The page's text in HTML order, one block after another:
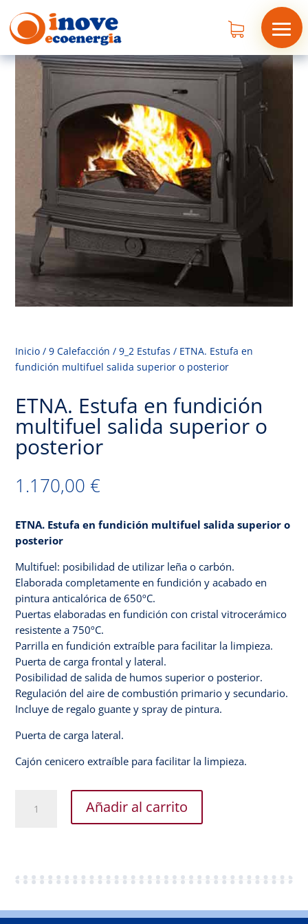
Inicio
Tienda
Servicios
Galería
Contacto
Blog
Mi
cuenta
Inicio /9 Calefacción /9_2 Estufas / ETNA. Estufa en
fundición multifuel salida superior o posterior
ETNA. Estufa en fundición
multifuel salida superior o
posterior
1.170,00 €
ETNA. Estufa en fundición multifuel salida superior o
posterior
Multifuel: posibilidad de utilizar leña o carbón.
Elaborada completamente en fundición y acabado en
pintura anticalórica de 650ºC.
Puertas elaboradas en fundición con cristal vitrocerámico
resistente a 750ºC.
Parrilla en fundición extraíble para facilitar la limpieza.
Puerta de carga frontal y lateral.
Posibilidad de salida de humos superior o posterior.
Regulación del aire de combustión primario y secundario.
Incluye de regalo guante y spray de pintura.
Puerta de carga lateral.
Cajón cenicero extraíble para facilitar la limpieza.
Estufa
salida
o
Añadir al carrito